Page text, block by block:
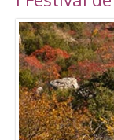
Torrepalma
instalaciones
superficie
de
Tarifas Las
de forma
5,00€.